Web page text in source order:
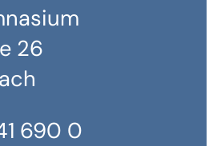
26
690 0